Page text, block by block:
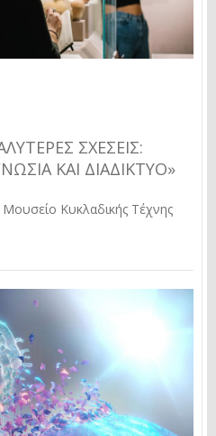
ΣΧΈΣΕΙΣ:
ΚΑΙ ΔΙΑΔΊΚΤΥΟ»
Μουσείο Κυκλαδικής Τέχνης